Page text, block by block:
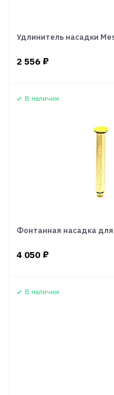
Удлинитель насадки
2 556 ₽
В наличии
Фонтанная насадка
4 050 ₽
В наличии